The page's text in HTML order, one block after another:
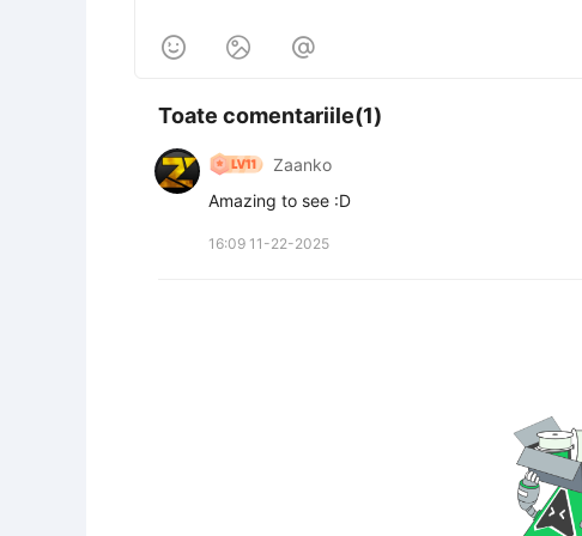
  
Toate comentariile(1)
Zaanko
Amazing to see :D
16:09 11-22-2025